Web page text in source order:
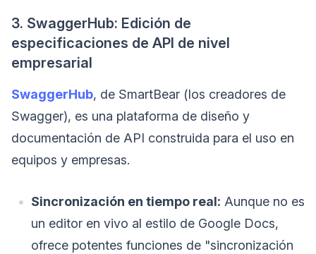
3. SwaggerHub: Edición de
especificaciones de API de nivel
empresarial
SwaggerHub, de SmartBear (los creadores de
Swagger), es una plataforma de diseño y
documentación de API construida para el uso en
equipos y empresas.
Sincronización en tiempo real: Aunque no es
un editor en vivo al estilo de Google Docs,
ofrece potentes funciones de "sincronización